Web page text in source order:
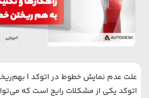
علت عدم نمایش خطوط در اتوکد |
اتوکد یکی از مشکلات رایج است که